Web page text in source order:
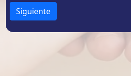
Siguiente